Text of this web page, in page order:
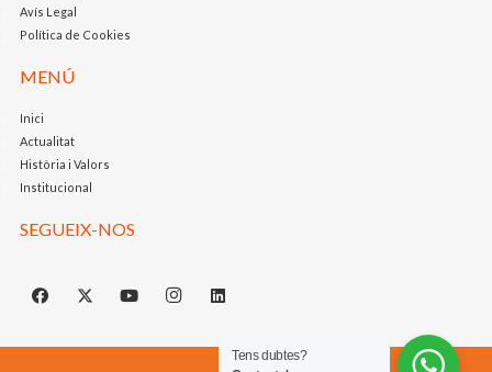
Avís Legal
Política de Cookies
MENÚ
Inici
Actualitat
Història i Valors
Institucional
SEGUEIX-NOS
Tens dubtes?